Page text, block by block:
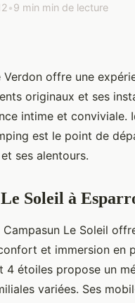
•9 min min de lecture
Verdon offre une
originaux et ses
intime et conviviale.
est le point de
ses alentours.
Soleil à
Le Soleil
et immersion en
étoiles propose un
variées. Ses